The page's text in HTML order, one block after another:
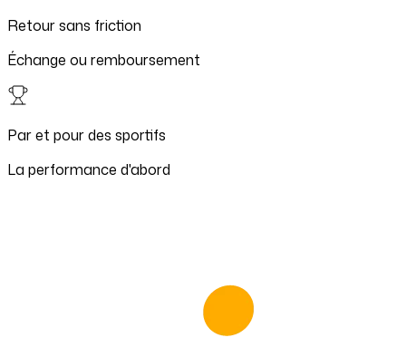
Retour sans friction
Échange ou remboursement
Par et pour des sportifs
La performance d'abord